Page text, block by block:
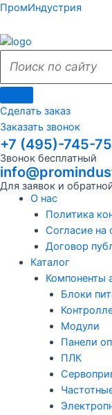
Перейти
содержимому
ПромИндустрия
Поиск
сайту
Поиск
Сделать заказ
Заказать звонок
+7 (495)-745-
Звонок бесплатный
Для заявок и
Меню
О нас
Политика
Согласие на
Договор
Каталог
Компоненты
Блоки
Модули
Панели
ПЛК
Поиск
сайту
Поиск
Меню